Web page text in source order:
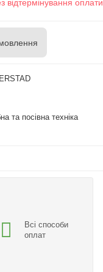
відтермінування оплати
та посівна техніка
Всі способи
оплат